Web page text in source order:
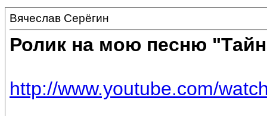
Вячеслав Серёгин
Ролик на мою песню
http://www.youtube.com/